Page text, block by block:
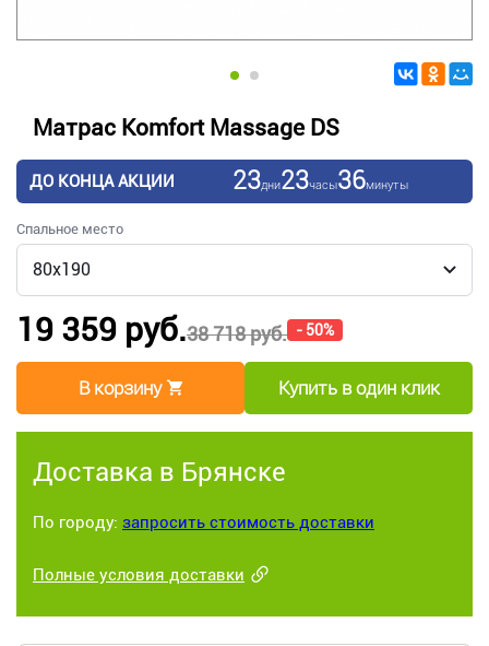
Матрас Komfort Massage DS
ДО КОНЦА АКЦИИ 23дни23часы36минуты
Спальное место
38 718 руб. - 50%
19 359 руб.
В корзину Купить в один клик
Доставка в Брянске
По городу: запросить стоимость доставки
Полные условия доставки